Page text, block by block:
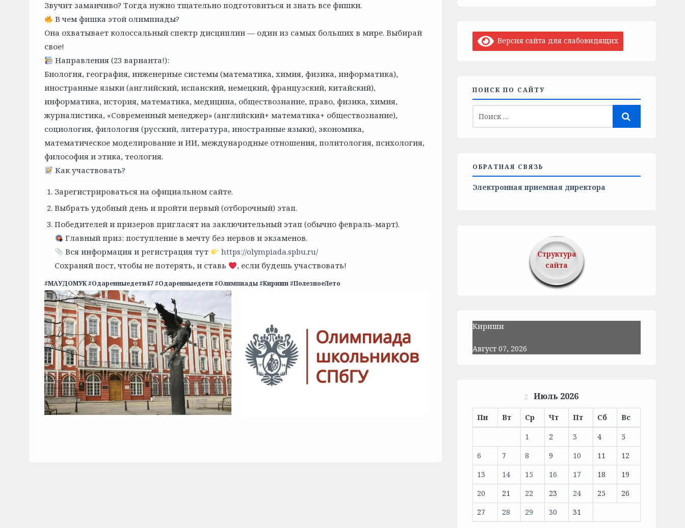
Звучит заманчиво? Тогда нужно тщательно подготовиться и знать все фишки.
В чем фишка этой олимпиады?
Она охватывает колоссальный спектр дисциплин — один из самых больших в мире. Выбирай
свое!
Направления (23 варианта!):
Биология, география, инженерные системы (математика, химия, физика, информатика),
иностранные языки (английский, испанский, немецкий, французский, китайский),
информатика, история, математика, медицина, обществознание, право, физика, химия,
журналистика, «Современный менеджер» (английский+ математика+ обществознание),
социология, филология (русский, литература, иностранные языки), экономика,
математическое моделирование и ИИ, международные отношения, политология, психология,
философия и этика, теология.
Как участвовать?
Зарегистрироваться на официальном сайте.
Выбрать удобный день и пройти первый (отборочный) этап.
Победителей и призеров пригласят на заключительный этап (обычно февраль-март).
Главный приз: поступление в мечту без нервов и экзаменов.
Вся информация и регистрация тут
https://olympiada.spbu.ru/
Сохраняй пост, чтобы не потерять, и ставь
, если будешь участвовать!
#МАУДОМУК #Одаренныедети47 #Одаренныедети #Олимпиады #Кириши #ПолезноеЛето
Версия сайта для слабовидящих
ПОИСК ПО САЙТУ
ОБРАТНАЯ СВЯЗЬ
Электронная приемная директора
Структура
сайта
Кириши
Август 07, 2026
Июль 2026
Пн Вт Ср Чт Пт Сб
Вс
1
2 3 4
5
6
7 8 9 10 11
12
13
14 15 16 17 18
19
20
21 22 23 24 25
26
27
28 29 30 31